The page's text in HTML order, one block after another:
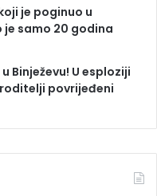
je poginuo u
je samo 20 godina
Binježevu! U esploziji
povrijeđeni